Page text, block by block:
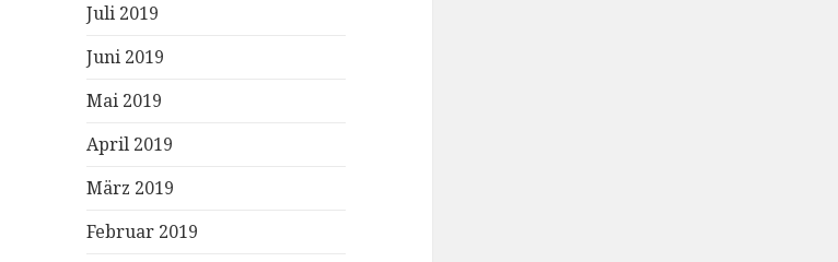
Juli 2019
Juni 2019
Mai 2019
April 2019
März 2019
Februar 2019